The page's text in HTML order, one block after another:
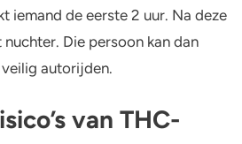
iemand de eerste 2 uur. Na deze
Die persoon kan dan
autorijden.
van THC-